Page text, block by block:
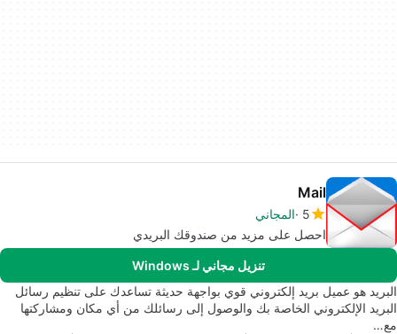
Mail
5 المجاني
احصل على مزيد من صندوقك البريدي
تنزيل مجاني لـ Windows
البريد هو عميل بريد إلكتروني قوي بواجهة حديثة تساعدك على تنظيم رسائل
البريد الإلكتروني الخاصة بك والوصول إلى رسائلك من أي مكان ومشاركتها
مع…